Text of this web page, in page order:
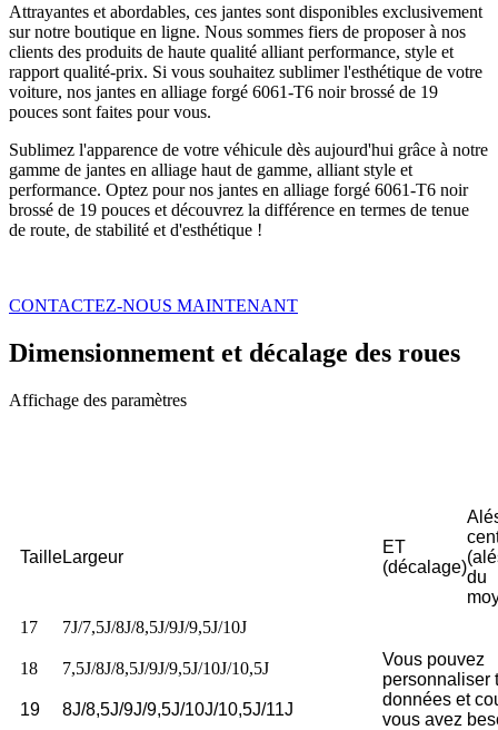
Attrayantes et abordables, ces jantes sont disponibles exclusivement
sur notre boutique en ligne. Nous sommes fiers de proposer à nos
clients des produits de haute qualité alliant performance, style et
rapport qualité-prix. Si vous souhaitez sublimer l'esthétique de votre
voiture, nos jantes en alliage forgé 6061-T6 noir brossé de 19
pouces sont faites pour vous.
Sublimez l'apparence de votre véhicule dès aujourd'hui grâce à notre
gamme de jantes en alliage haut de gamme, alliant style et
performance. Optez pour nos jantes en alliage forgé 6061-T6 noir
brossé de 19 pouces et découvrez la différence en termes de tenue
de route, de stabilité et d'esthétique !
CONTACTEZ-NOUS MAINTENANT
Dimensionnement et décalage des roues
Affichage des paramètres
TailleLargeur
ET
(décalage)
du
17
7J/7,5J/8J/8,5J/9J/9,5J/10J
Vous pouvez
personnaliser
données et
vous avez
18 7,5J/8J/8,5J/9J/9,5J/10J/10,5J
19 8J/8,5J/9J/9,5J/10J/10,5J/11J